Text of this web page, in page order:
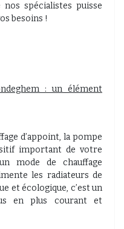
spécialistes puisse
besoins !
: un élément
d’appoint, la pompe
important de votre
mode de chauffage
les radiateurs de
et écologique, c’est un
en plus courant et